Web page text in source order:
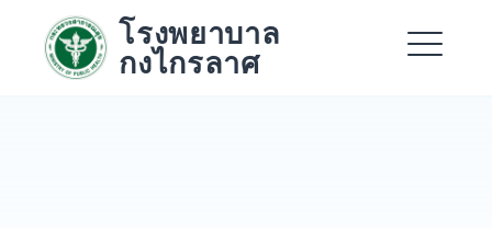
content
โรงพยาบาล
กงไกรลาศ